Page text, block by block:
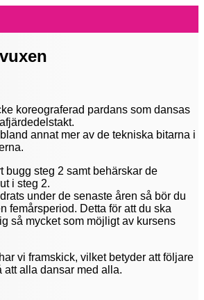
koreograferad pardans som dansas
annat mer av de tekniska bitarna i
bugg steg 2 samt behärskar de
i steg 2.
under de senaste åren så bör du
femårsperiod. Detta för att du ska
så mycket som möjligt av kursens
vi framskick, vilket betyder att följare
att alla dansar med alla.